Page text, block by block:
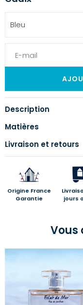
Bleu
Description
Matières
Livraison et retours
Origine France
Garantie
jours
Vous